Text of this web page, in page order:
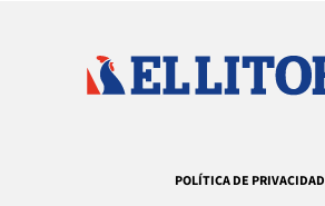
POLÍTICA DE PRIVACIDAD